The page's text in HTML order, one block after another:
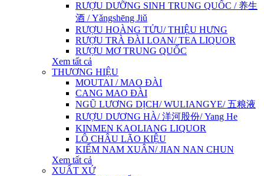
RƯỢU DƯỠNG SINH TRUNG QUỐC / 养生
酒 / Yǎngshēng Jiǔ
RƯỢU HOÀNG TỬU/ THIỆU HƯNG
RƯỢU TRÀ ĐÀI LOAN/ TEA LIQUOR
RƯỢU MƠ TRUNG QUỐC
Xem tất cả
THƯƠNG HIỆU
MOUTAI / MAO ĐÀI
CANG MAO ĐÀI
NGŨ LƯƠNG DỊCH/ WULIANGYE/ 五粮液
RƯỢU DƯƠNG HÀ/ 洋河股份/ Yang He
KINMEN KAOLIANG LIQUOR
LÔ CHÂU LÃO KIỆU
KIẾM NAM XUÂN/ JIAN NAN CHUN
Xem tất cả
XUẤT XỨ